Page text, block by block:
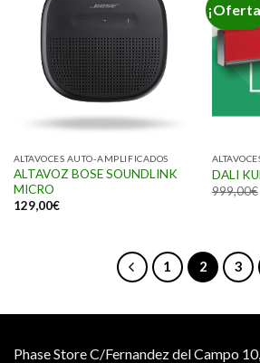
ALTAVOCES AUTO-AMPLIFICADOS
ALTAVOZ BOSE SOUNDLINK
MICRO
129,00€
DALI
999,00€
1 2 3
Phase Store C/Fernandez del Campo